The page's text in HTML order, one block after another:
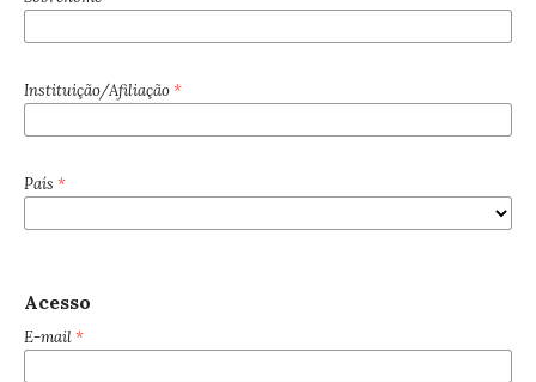
Instituição/Afiliação*
País *
Acesso
E-mail*